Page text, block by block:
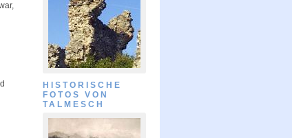
HISTORISCHE
FOTOS VON
TALMESCH